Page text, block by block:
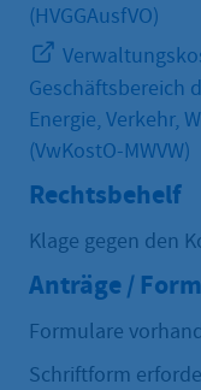
(HVGGAusfVO)
Geschäftsbereich
Energie, Verkehr,
(VwKostO-MWVW)
Rechtsbehelf
Klage gegen den
Anträge /
Formulare
Schriftform